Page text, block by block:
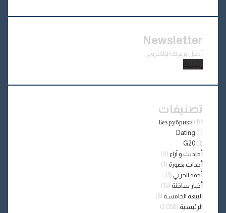
Newsletter
أدخل
بريدك
تصنيفات
! Без рубрики
(1)
Dating (1)
G20 (3)
أحاديث و آراء (4)
أحداث بصورة (1)
أحمد الحربي (3)
أخبار ساخنة (16)
البيعة الخامسة (6)
الرئيسية (3٬058)